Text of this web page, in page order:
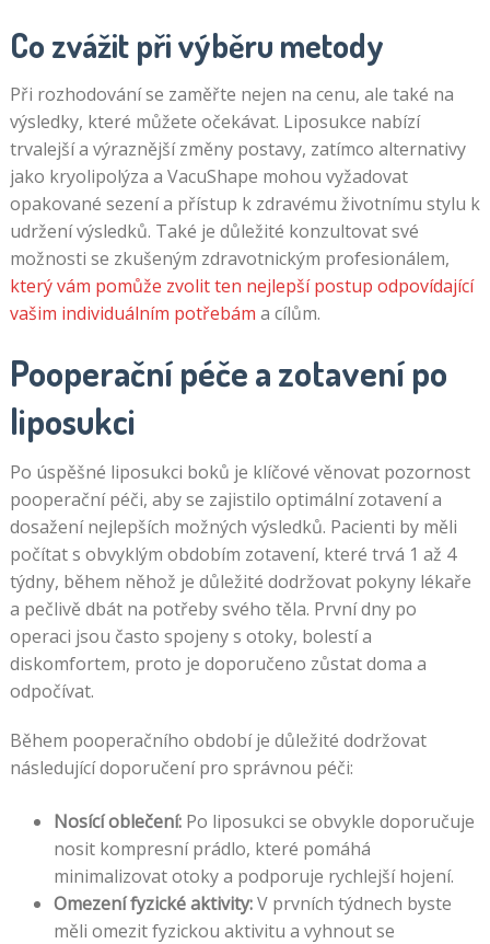
Co zvážit při výběru metody
Při rozhodování se zaměřte nejen na cenu, ale také na
výsledky, které můžete očekávat. Liposukce nabízí
trvalejší a výraznější změny postavy, zatímco alternativy
jako kryolipolýza a VacuShape mohou vyžadovat
opakované sezení a přístup k zdravému životnímu stylu k
udržení výsledků. Také je důležité konzultovat své
možnosti se zkušeným zdravotnickým profesionálem,
který vám pomůže zvolit ten nejlepší postup odpovídající
vašim individuálním potřebám a cílům.
Pooperační péče a zotavení po
liposukci
Po úspěšné liposukci boků je klíčové věnovat pozornost
pooperační péči, aby se zajistilo optimální zotavení a
dosažení nejlepších možných výsledků. Pacienti by měli
počítat s obvyklým obdobím zotavení, které trvá 1 až 4
týdny, během něhož je důležité dodržovat pokyny lékaře
a pečlivě dbát na potřeby svého těla. První dny po
operaci jsou často spojeny s otoky, bolestí a
diskomfortem, proto je doporučeno zůstat doma a
odpočívat.
Během pooperačního období je důležité dodržovat
následující doporučení pro správnou péči:
Nosící oblečení:Po liposukci se obvykle doporučuje
nosit kompresní prádlo, které pomáhá
minimalizovat otoky a podporuje rychlejší hojení.
Omezení fyzické aktivity:V prvních týdnech byste
měli omezit fyzickou aktivitu a vyhnout se